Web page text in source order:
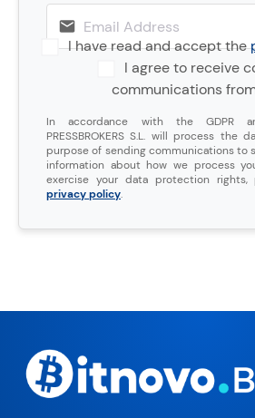
I have read and accept the
I agree to receive
communications
In accordance with the GDPR
PRESSBROKERS S.L. will process
purpose of sending communications to
information about how we process
exercise your data protection
privacy policy.